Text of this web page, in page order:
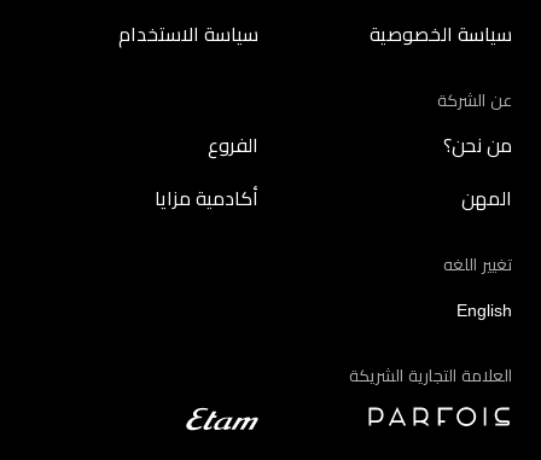
سياسة الخصوصية سياسة الاستخدام
عن الشركة
من نحن؟ الفروع
المهن أكادمية مزايا
تغيير اللغه
English
العلامة التجارية الشريكة